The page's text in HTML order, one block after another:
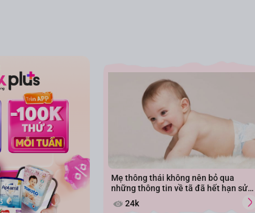
Mẹ thông thái không nên bỏ qua
những thông tin về tã đã hết hạn sử
dụng24k